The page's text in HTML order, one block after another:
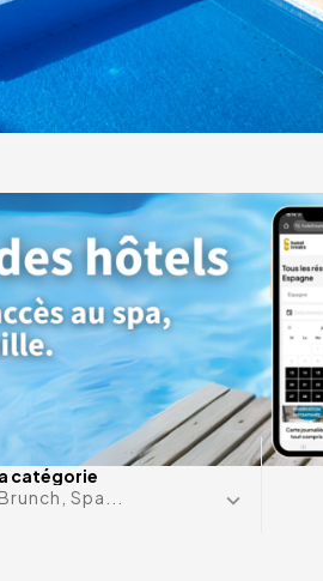
catégorie
Spa...